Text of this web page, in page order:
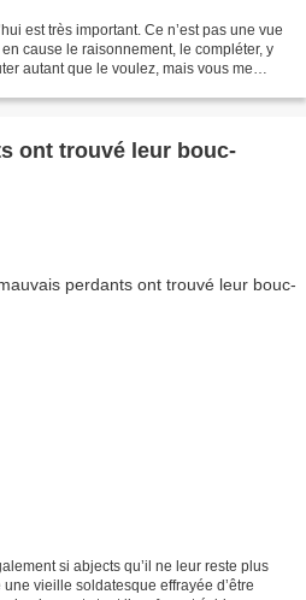
est très important. Ce n’est pas une vue
cause le raisonnement, le compléter, y
autant que le voulez, mais vous me
ont trouvé leur bouc-
si abjects qu’il ne leur reste plus
vieille soldatesque effrayée d’être